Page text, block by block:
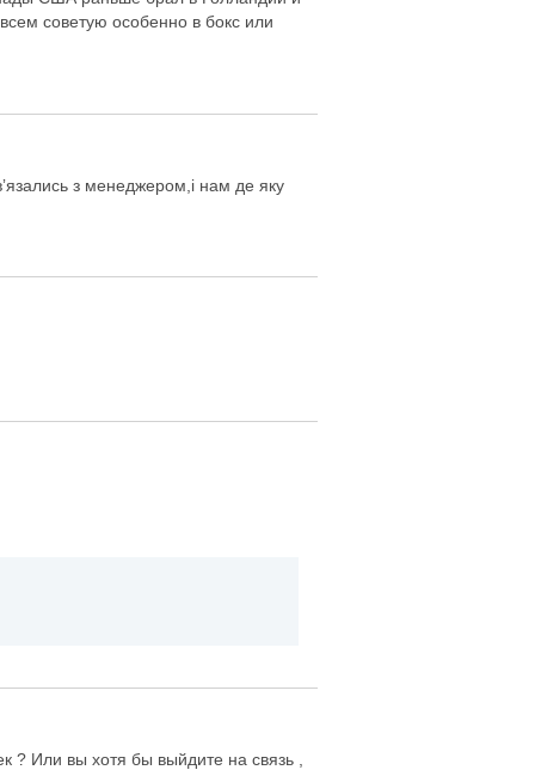
советую особенно в бокс или
з менеджером,і нам де яку
? Или вы хотя бы выйдите на связь ,